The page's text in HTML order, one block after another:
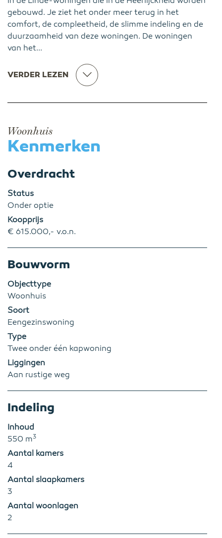
gebouwd. Je ziet het onder meer terug in het
comfort, de compleetheid, de slimme indeling en de
duurzaamheid van deze woningen. De woningen
van het...
VERDER LEZEN
Woonhuis
Kenmerken
Overdracht
Status
Onder optie
Koopprijs
€ 615.000,- v.o.n.
Bouwvorm
Objecttype
Woonhuis
Soort
Eengezinswoning
Type
Twee onder één kapwoning
Liggingen
Aan rustige weg
Indeling
Inhoud
550 m3
Aantal kamers
4
Aantal slaapkamers
3
Aantal woonlagen
2